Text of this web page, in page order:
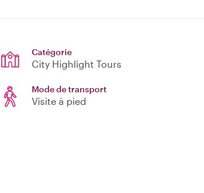
Catégorie
City Highlight Tours
Mode de transport
Visite à pied